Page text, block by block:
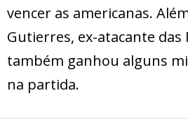
vencer as americanas.
Gutierres, ex-atacante das
também ganhou alguns
na partida.